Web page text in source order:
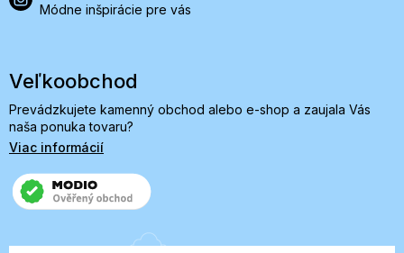
Módne inšpirácie pre vás
Veľkoobchod
Prevádzkujete kamenný obchod alebo e-shop a zaujala Vás
naša ponuka tovaru?
Viac informácií